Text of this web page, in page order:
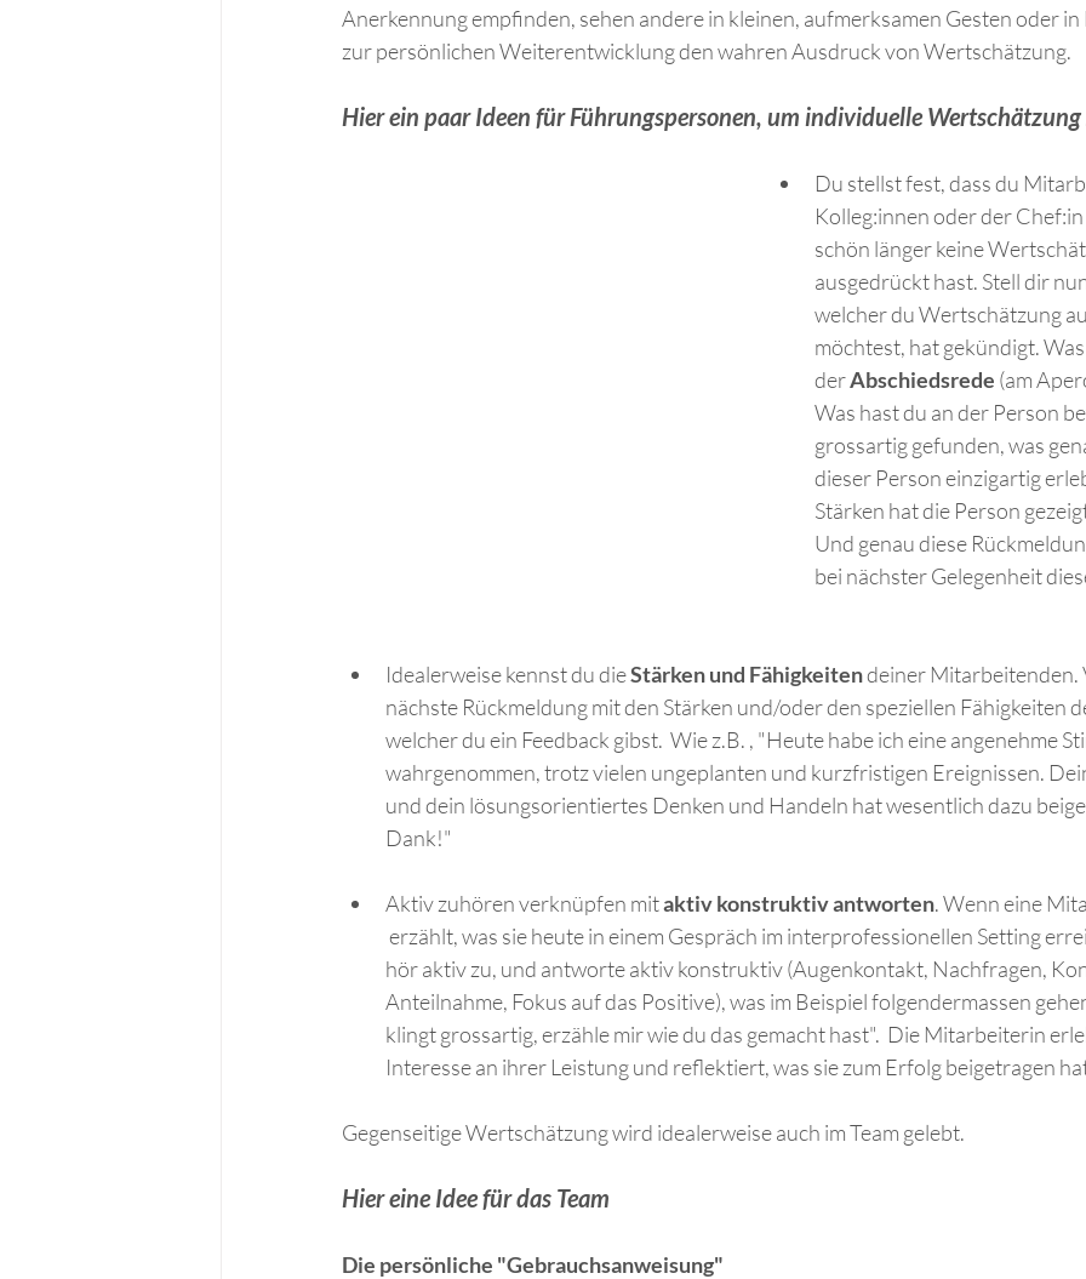
Anerkennung empfinden, sehen andere in kleinen, aufmerksamen Gesten oder
zur persönlichen Weiterentwicklung den wahren Ausdruck von Wertschätzung.
Hier ein paar Ideen für Führungspersonen, um individuelle Wertschätzung
Du stellst fest, dass du
Kolleg:innen oder der
schön länger keine
ausgedrückt hast. Stell dir
welcher du Wertschätzung
möchtest, hat gekündigt.
der Abschiedsrede (am
Was hast du an der Person
grossartig gefunden, was
dieser Person einzigartig
Stärken hat die Person
Und genau diese
bei nächster Gelegenheit
Idealerweise kennst du die Stärken und Fähigkeiten deiner Mitarbeitenden.
nächste Rückmeldung mit den Stärken und/oder den speziellen Fähigkeiten
welcher du ein Feedback gibst.  Wie z.B. , "Heute habe ich eine angenehme
wahrgenommen, trotz vielen ungeplanten und kurzfristigen Ereignissen.
und dein lösungsorientiertes Denken und Handeln hat wesentlich dazu
Dank!"
Aktiv zuhören verknüpfen mit aktiv konstruktiv antworten. Wenn eine
erzählt, was sie heute in einem Gespräch im interprofessionellen Setting
hör aktiv zu, und antworte aktiv konstruktiv (Augenkontakt, Nachfragen,
Anteilnahme, Fokus auf das Positive), was im Beispiel folgendermassen
klingt grossartig, erzähle mir wie du das gemacht hast".  Die Mitarbeiterin
Interesse an ihrer Leistung und reflektiert, was sie zum Erfolg beigetragen
Gegenseitige Wertschätzung wird idealerweise auch im Team gelebt.
Hier eine Idee für das Team
Die persönliche "Gebrauchsanweisung"